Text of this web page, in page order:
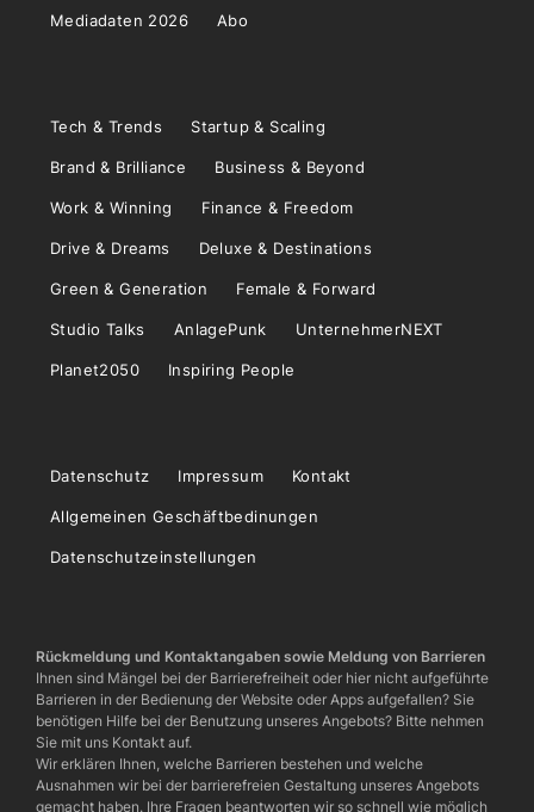
Mediadaten 2026 Abo
Tech & Trends Startup & Scaling
Brand & Brilliance Business & Beyond
Work & Winning Finance & Freedom
Drive & Dreams Deluxe & Destinations
Green & Generation Female & Forward
Studio Talks AnlagePunk UnternehmerNEXT
Planet2050 Inspiring People
Datenschutz Impressum Kontakt
Allgemeinen Geschäftbedinungen
Datenschutzeinstellungen
Rückmeldung und Kontaktangaben sowie Meldung von Barrieren
Ihnen sind Mängel bei der Barrierefreiheit oder hier nicht aufgeführte
Barrieren in der Bedienung der Website oder Apps aufgefallen? Sie
benötigen Hilfe bei der Benutzung unseres Angebots? Bitte nehmen
Sie mit uns Kontakt auf.
Wir erklären Ihnen, welche Barrieren bestehen und welche
Ausnahmen wir bei der barrierefreien Gestaltung unseres Angebots
gemacht haben. Ihre Fragen beantworten wir so schnell wie möglich